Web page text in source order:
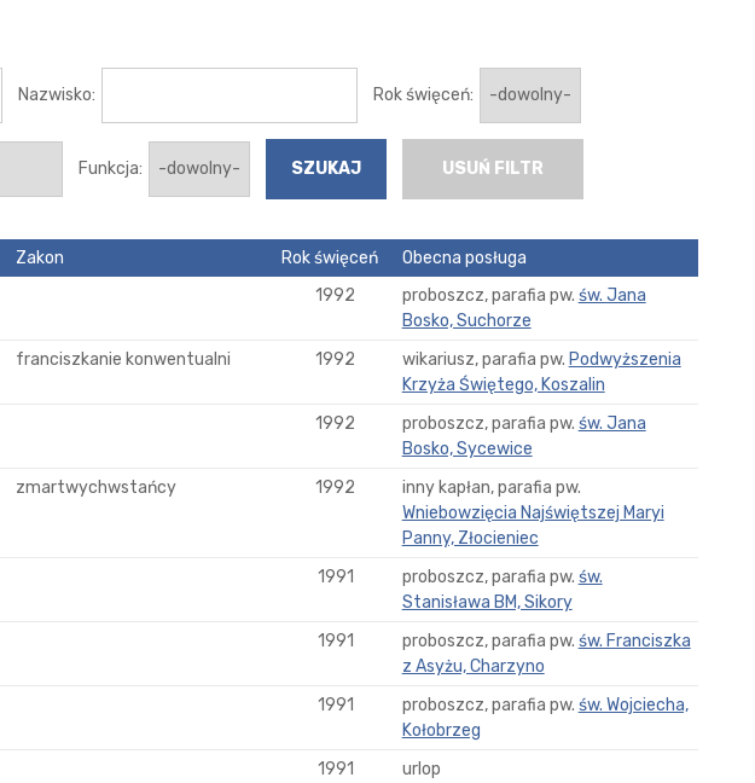
Nazwisko: Rok święceń:
Funkcja: USUŃ FILTR
Zakon Rok święceń
Obecna posługa
1992 proboszcz, parafia pw. św. Jana
Bosko, Suchorze
franciszkanie konwentualni 1992 wikariusz, parafia pw. Podwyższenia
Krzyża Świętego, Koszalin
1992 proboszcz, parafia pw. św. Jana
Bosko, Sycewice
zmartwychwstańcy 1992
inny kapłan, parafia pw.
Wniebowzięcia Najświętszej Maryi
Panny, Złocieniec
1991 proboszcz, parafia pw. św.
Stanisława BM, Sikory
1991 proboszcz, parafia pw. św. Franciszka
z Asyżu, Charzyno
1991 proboszcz, parafia pw. św. Wojciecha,
Kołobrzeg
1991
urlop